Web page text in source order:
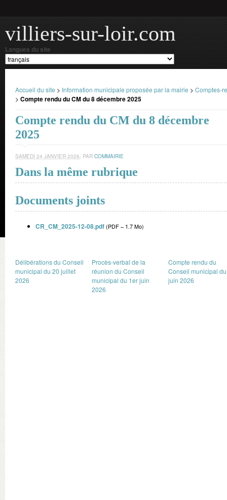
villiers-sur-loir.com
Langues du site
Accueil du site > Information municipale proposée par la mairie > Comptes-
> Compte rendu du CM du 8 décembre 2025
Compte rendu du CM du 8 décembre
2025
SAMEDI 24 JANVIER 2026, PAR COMMAIRIE
Dans la même rubrique
Délibérations du Conseil
municipal du 20 juillet
2026
Procès-verbal de la
réunion du Conseil
municipal du 1er juin
2026
Compte rendu du
Conseil municipal
juin 2026
Documents joints
CR_CM_2025-12-08.pdf (PDF – 1.7 Mo)